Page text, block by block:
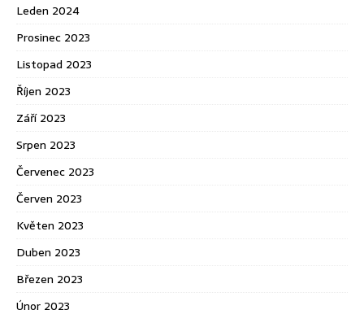
Leden 2024
Prosinec 2023
Listopad 2023
Říjen 2023
Září 2023
Srpen 2023
Červenec 2023
Červen 2023
Květen 2023
Duben 2023
Březen 2023
Únor 2023